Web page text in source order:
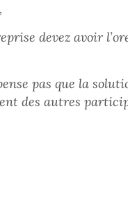
devez avoir
pas que la
des autres